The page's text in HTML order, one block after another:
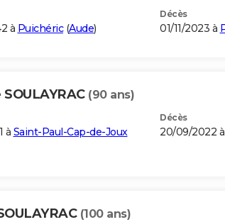
à Puichéric(Aude)
Décès
01/11/2023 à
(90 ans)
à Saint-Paul-Cap-de-Joux
Décès
20/09/2022 à
(100 ans)